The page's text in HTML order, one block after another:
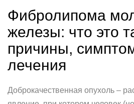
Фибролипома
железы: что это
причины,
лечения
Доброкачественная опухоль –